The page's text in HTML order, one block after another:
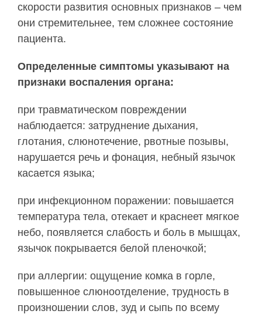
скорости развития основных признаков – чем
они стремительнее, тем сложнее состояние
пациента.
Определенные симптомы указывают на
признаки воспаления органа:
при травматическом повреждении
наблюдается: затруднение дыхания,
глотания, слюнотечение, рвотные позывы,
нарушается речь и фонация, небный язычок
касается языка;
при инфекционном поражении: повышается
температура тела, отекает и краснеет мягкое
небо, появляется слабость и боль в мышцах,
язычок покрывается белой пленочкой;
при аллергии: ощущение комка в горле,
повышенное слюноотделение, трудность в
произношении слов, зуд и сыпь по всему